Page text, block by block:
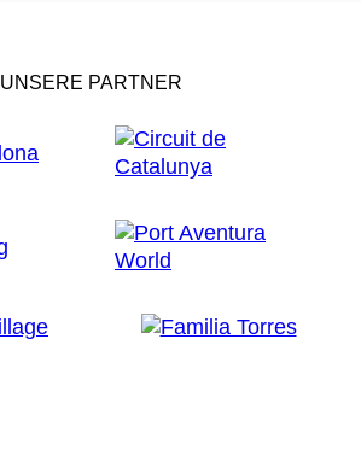
UNSERE PARTNER